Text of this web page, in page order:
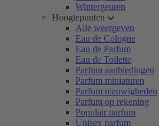
Wintergeuren
Hoogtepunten
Alle weergeven
Eau de Cologne
Eau de Parfum
Eau de Toilette
Parfum aanbiedingen
Parfum miniaturen
Parfum nieuwigheden
Parfum op rekening
Populair parfum
Unisex parfum